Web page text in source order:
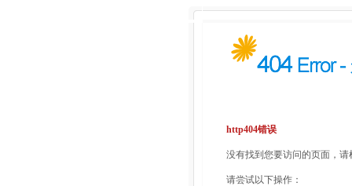
http404错误
没有找到您要访问的页面，
请尝试以下操作：